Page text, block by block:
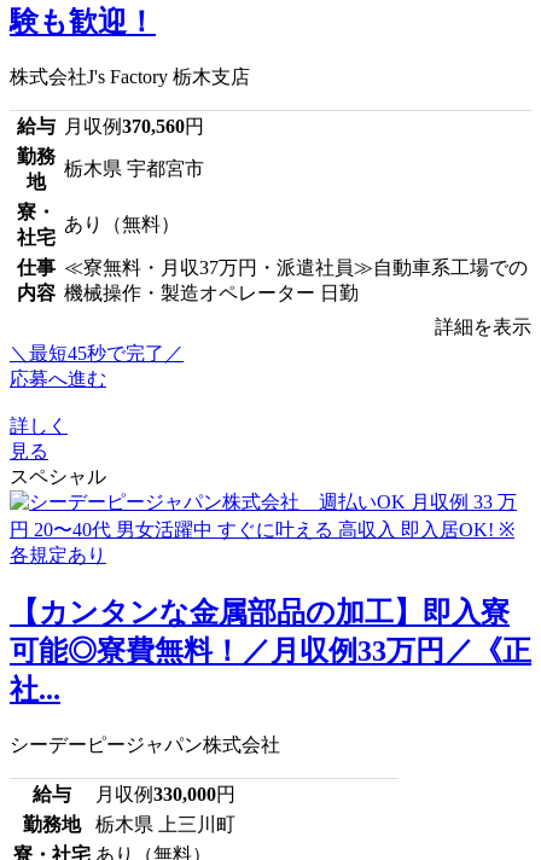
験も歓迎！
株式会社J's Factory 栃木支店
給与 月収例370,560円
勤務
地
栃木県 宇都宮市
寮・
社宅
あり（無料）
仕事
内容
≪寮無料・月収37万円・派遣社員≫自動車系工場での
機械操作・製造オペレーター 日勤
詳細を表示
＼最短45秒で完了／
応募へ進む
詳しく
見る
スペシャル
【カンタンな金属部品の加工】即入寮
可能◎寮費無料！／月収例33万円／《正
社...
シーデーピージャパン株式会社
給与 月収例330,000円
勤務地
栃木県 上三川町
寮・社宅 あり（無料）